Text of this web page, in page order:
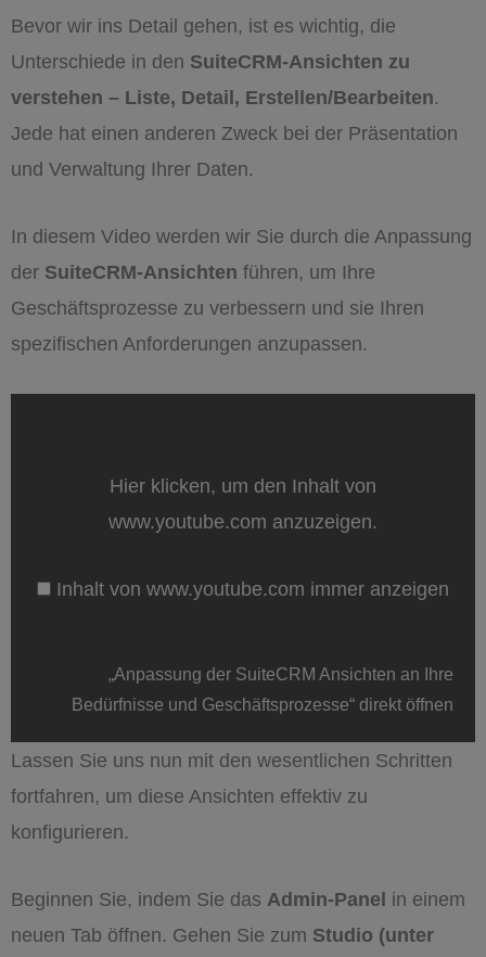
Bevor wir ins Detail gehen, ist es wichtig, die
Unterschiede in den SuiteCRM-Ansichten zu
verstehen – Liste, Detail, Erstellen/Bearbeiten.
Jede hat einen anderen Zweck bei der Präsentation
und Verwaltung Ihrer Daten.
In diesem Video werden wir Sie durch die Anpassung
der SuiteCRM-Ansichten führen, um Ihre
Geschäftsprozesse zu verbessern und sie Ihren
spezifischen Anforderungen anzupassen.
„Anpassung
Bedürfnisse
von
www.youtube.com
Hier klicken, um den Inhalt von
www.youtube.com anzuzeigen.
Inhalt von www.youtube.com immer anzeigen
„Anpassung der SuiteCRM Ansichten an Ihre
Bedürfnisse und Geschäftsprozesse“ direkt öffnen
Lassen Sie uns nun mit den wesentlichen Schritten
fortfahren, um diese Ansichten effektiv zu
konfigurieren.
Beginnen Sie, indem Sie das Admin-Panel in einem
neuen Tab öffnen. Gehen Sie zum Studio (unter